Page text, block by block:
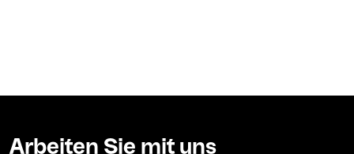
Arbeiten Sie mit uns